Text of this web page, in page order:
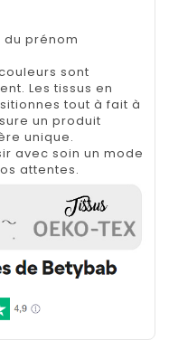
prénom
sont
Les tissus en
tout à fait à
un produit
unique.
avec soin un mode
attentes.